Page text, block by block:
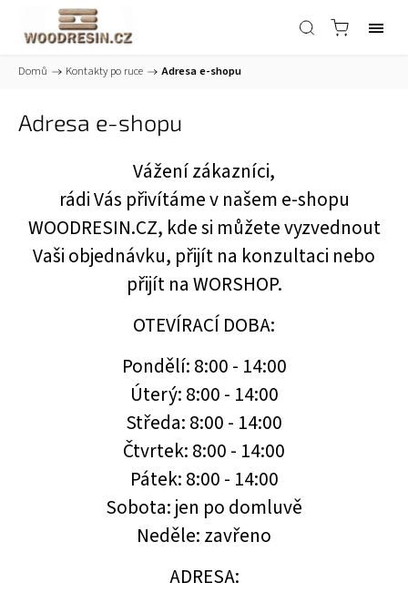
Domů / Kontakty po ruce / Adresa e-shopu
Adresa e-shopu
Vážení zákazníci,
rádi Vás přivítáme v našem e-shopu
WOODRESIN.CZ, kde si můžete vyzvednout
Vaši objednávku, přijít na konzultaci nebo
přijít na WORSHOP.
OTEVÍRACÍ DOBA:
Pondělí: 8:00 - 14:00
Úterý: 8:00 - 14:00
Středa: 8:00 - 14:00
Čtvrtek: 8:00 - 14:00
Pátek: 8:00 - 14:00
Sobota: jen po domluvě
Neděle: zavřeno
ADRESA: